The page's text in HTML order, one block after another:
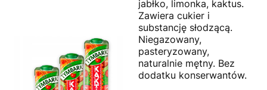
jabłko, limonka, kaktus.
Zawiera cukier i
substancję słodzącą.
Niegazowany,
pasteryzowany,
naturalnie mętny. Bez
dodatku konserwantów.